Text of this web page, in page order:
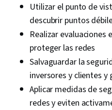
Databases, Unix
Authentications,
Relational
Network Model,
Computer
(VPN), Firewall,
Assessments,
Computing,
Utilizar el punto de
descubrir puntos
Realizar evaluaciones
proteger las redes
Salvaguardar la
inversores y clientes y
Aplicar medidas de
redes y eviten